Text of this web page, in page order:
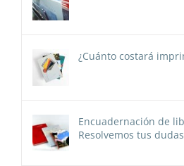
¿Cuánto costará
Encuadernación de
Resolvemos tus